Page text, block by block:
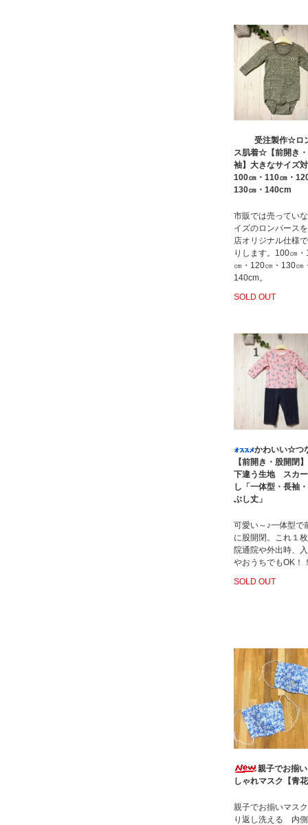
受注製作☆ロ
ス肌着☆【前開き
袖】大きなサイズ
100㎝・110㎝・
130㎝・140cm
市販では売ってい
イズのロンパース
店オリジナル仕様
りします。100㎝
㎝・120㎝・130㎝
140cm。
SOLD OUT
かわいい☆つ
【前開き・股開閉
下違う生地 スカ
し「一体型・長袖
ぶし丈」
可愛い～♪一体型で
に股開閉。これ１
院通院や外出時、
やおうちでもOK！
SOLD OUT
親子でお揃
しゃれマスク【青
親子でお揃いマス
り返し洗える 内